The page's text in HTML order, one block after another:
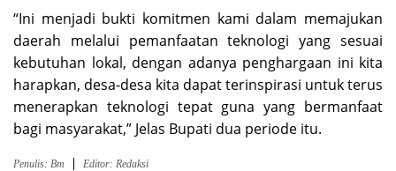
“Ini menjadi bukti komitmen kami dalam memajukan
daerah melalui pemanfaatan teknologi yang sesuai
kebutuhan lokal, dengan adanya penghargaan ini kita
harapkan, desa-desa kita dapat terinspirasi untuk terus
menerapkan teknologi tepat guna yang bermanfaat
bagi masyarakat,” Jelas Bupati dua periode itu.
Penulis: Bm Editor: Redaksi